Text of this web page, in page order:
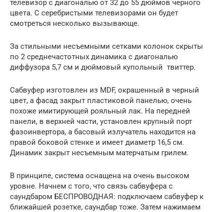
телевизор с диагональю от 32 до 55 дюймов черного
цвета. С серебристыми телевизорами он будет
смотреться несколько вызывающе.
За стильными несъемными сетками колонок скрыты
по 2 среднечастотных динамика с диагональю
диффузора 5,7 см и дюймовый купольный твиттер.
Сабвуфер изготовлен из MDF, окрашенный в черный
цвет, а фасад закрыт пластиковой панелью, очень
похоже имитирующей рояльный лак. На передней
панели, в верхней части, установлен крупный порт
фазоинвертора, а басовый излучатель находится на
правой боковой стенке и имеет диаметр 16,5 см.
Динамик закрыт несъемным матерчатым грилем.
В принципе, система оснащена на очень высоком
уровне. Начнем с того, что связь сабвуфера с
саундбаром БЕСПРОВОДНАЯ: подключаем сабвуфер к
ближайшей розетке, саундбар тоже. Затем нажимаем